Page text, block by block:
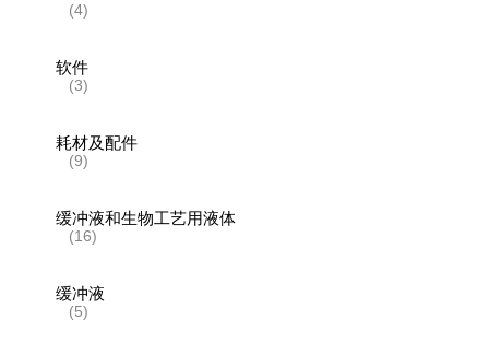
(4)
软件
(3)
耗材及配件
(9)
缓冲液和生物工艺用液体
(16)
缓冲液
(5)